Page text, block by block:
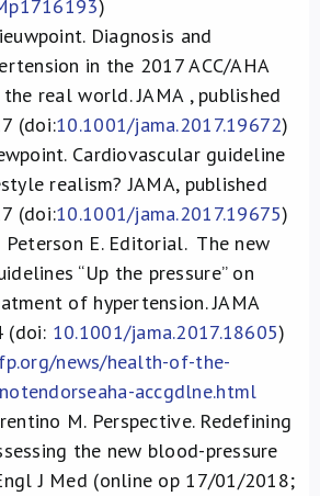
)
Diagnosis and
in the 2017 ACC/AHA
real world. JAMA , published
(doi:10.1001/jama.2017.19672)
Cardiovascular guideline
realism? JAMA, published
(doi:10.1001/jama.2017.19675)
Peterson E. Editorial. The new
“Up the pressure” on
of hypertension. JAMA
(doi: 10.1001/jama.2017.18605)
news/health-of-the-
accgdlne.html
M. Perspective. Redefining
the new blood-pressure
J Med (online op 17/01/2018;